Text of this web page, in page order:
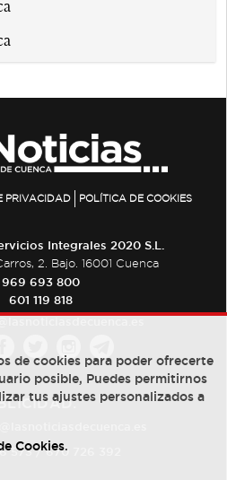
PRIVACIDAD POLÍTICA DE COOKIES
Integrales 2020 S.L.
2. Bajo. 16001 Cuenca
969 693 800
601 119 818
573/670 726 392
de cookies para poder ofrecerte
posible, Puedes permitirnos
tus ajustes personalizados a
Cookies.